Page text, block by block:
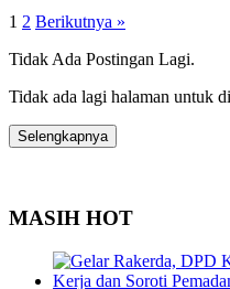
1 2 Berikutnya »
Tidak Ada Postingan Lagi.
Tidak ada lagi halaman untuk
Selengkapnya
MASIH HOT